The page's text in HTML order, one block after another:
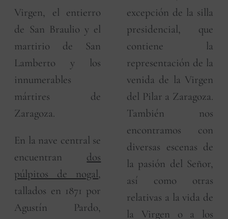
Virgen, el entierro
de San Braulio y el
martirio de San
Lamberto y los
innumerables
mártires de
Zaragoza.
En la nave central se
encuentran dos
púlpitos de nogal,
tallados en 1871 por
Agustín Pardo,
excepción de la silla
presidencial, que
contiene la
representación de la
venida de la Virgen
del Pilar a Zaragoza.
También nos
encontramos con
diversas escenas de
la pasión del Señor,
así como otras
relativas a la vida de
la Virgen o a los